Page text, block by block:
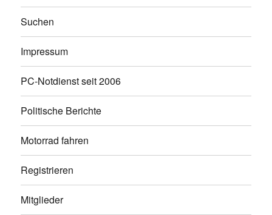
Suchen
Impressum
PC-Notdienst seit 2006
Politische Berichte
Motorrad fahren
Registrieren
Mitglieder